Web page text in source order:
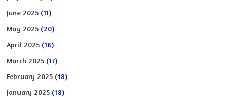
June 2025 (11)
May 2025 (20)
April 2025 (18)
March 2025 (17)
February 2025 (18)
January 2025 (18)